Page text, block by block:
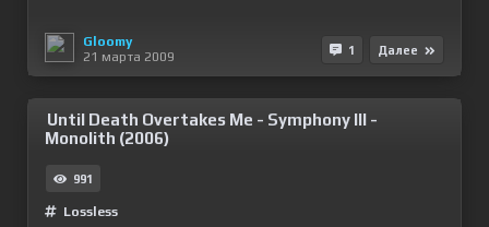
Gloomy
21 марта 2009
1 Далее
Until Death Overtakes Me - Symphony III -
Monolith (2006)
991
Lossless